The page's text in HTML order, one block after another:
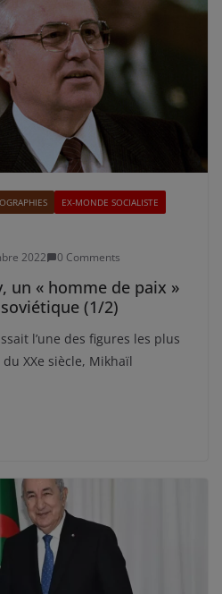
EX-MONDE SOCIALISTE
2022 0 Comments
un « homme de paix »
(1/2)
l’une des figures les plus
XXe siècle, Mikhaïl